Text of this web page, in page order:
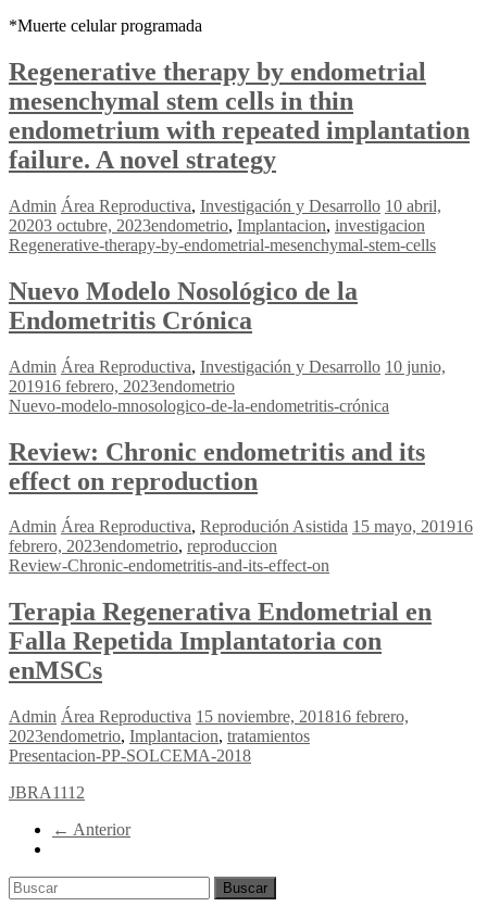
*Muerte celular programada
Regenerative therapy by endometrial
mesenchymal stem cells in thin
endometrium with repeated implantation
failure. A novel strategy
Admin Área Reproductiva, Investigación y Desarrollo 10 abril,
20203 octubre, 2023endometrio, Implantacion, investigacion
Regenerative-therapy-by-endometrial-mesenchymal-stem-cells
Nuevo Modelo Nosológico de la
Endometritis Crónica
Admin Área Reproductiva, Investigación y Desarrollo 10 junio,
201916 febrero, 2023endometrio
Nuevo-modelo-mnosologico-de-la-endometritis-crónica
Review: Chronic endometritis and its
effect on reproduction
Admin Área Reproductiva, Reprodución Asistida 15 mayo, 201916
febrero, 2023endometrio, reproduccion
Review-Chronic-endometritis-and-its-effect-on
Terapia Regenerativa Endometrial en
Falla Repetida Implantatoria con
enMSCs
Admin Área Reproductiva 15 noviembre, 201816 febrero,
2023endometrio, Implantacion, tratamientos
Presentacion-PP-SOLCEMA-2018
JBRA1112
← Anterior